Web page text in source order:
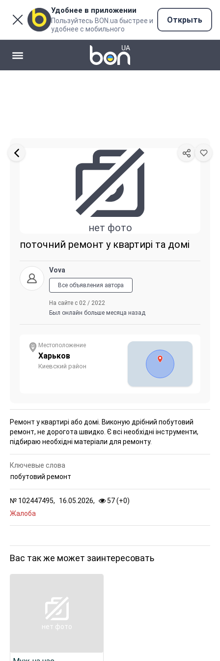
Удобнее в приложении
Пользуйтесь BON.ua быстрее и
удобнее с мобильного
Открыть
нет фото
поточний ремонт у квартирі та домі
Vova
Все объявления автора
На сайте с 02 / 2022
Был онлайн больше месяца назад
Местоположение
Харьков
Киевский район
Ремонт у квартирі або домі. Виконую дрібний побутовий
ремонт, не дорогота швидко. Є всі необхідні інструменти,
підбираю необхідні матеріали для ремонту.
№ 102447495, 16.05.2026, 57 (+0)
Жалоба
Ключевые слова
побутовий ремонт
Вас так же может заинтересовать
нет фото